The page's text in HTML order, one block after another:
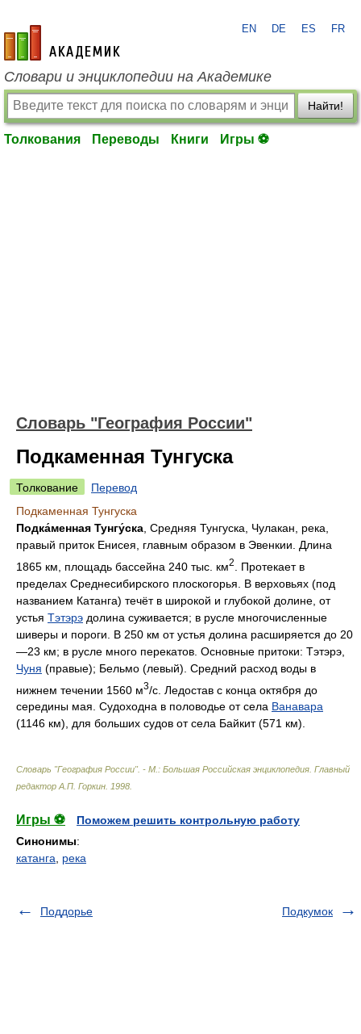
academic.ru
EN DE ES FR
Словари и энциклопедии на Академике
Найти!
Толкования Переводы Книги Игры ⚽
Словарь "География России"
Подкаменная Тунгуска
Толкование
Перевод
Подкаменная Тунгуска
Подка́менная Тунгу́ска , Средняя Тунгуска, Чулакан, река,
правый приток Енисея, главным образом в Эвенкии. Длина
1865 км, площадь бассейна 240 тыс. км2
. Протекает в
пределах Среднесибирского плоскогорья. В верховьях (под
названием Катанга) течёт в широкой и глубокой долине, от
устья Тэтэрэ долина суживается; в русле многочисленные
шиверы и пороги. В 250 км от устья долина расширяется до 20
—23 км; в русле много перекатов. Основные притоки: Тэтэрэ,
Чуня (правые); Бельмо (левый). Средний расход воды в
нижнем течении 1560 м3/с. Ледостав с конца октября до
середины мая. Судоходна в половодье от села Ванавара
(1146 км), для больших судов от села Байкит (571 км).
Словарь "География России". - М.: Большая Российская энциклопедия Главный
редактор А.П. Горкин 1998
Игры ⚽
Поможем решить контрольную работу
Синонимы:
катанга, река
Поддорье Подкумок